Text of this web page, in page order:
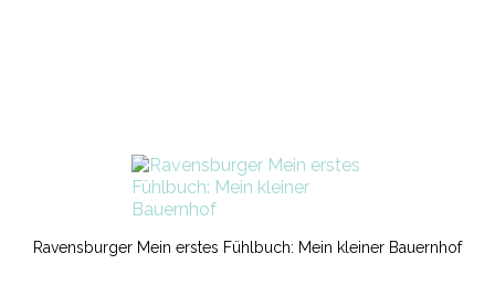
Ravensburger Mein erstes Fühlbuch: Mein kleiner Bauernhof